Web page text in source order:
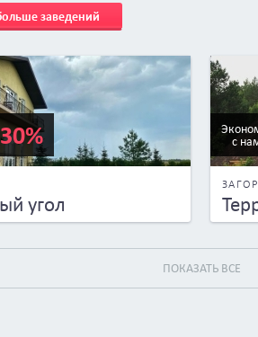
заведений
30%
угол
с
ПОКАЗАТЬ ВСЕ